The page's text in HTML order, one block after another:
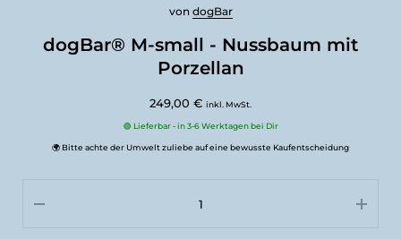
dogBar® M-small - Nussbaum mit
Porzellan
von dogBar
249,00 € inkl. MwSt.
🟢 Lieferbar - in 3-6 Werktagen bei Dir
🌍 Bitte achte der Umwelt zuliebe auf eine bewusste Kaufentscheidung